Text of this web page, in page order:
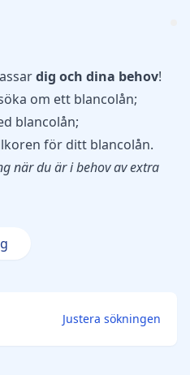
dig och dina behov!
om ett blancolån;
blancolån;
för ditt blancolån.
när du är i behov av extra
Justera sökningen